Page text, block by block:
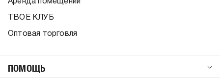
Аренда помещений
ТВОЕ КЛУБ
Оптовая торговля
ПОМОЩЬ